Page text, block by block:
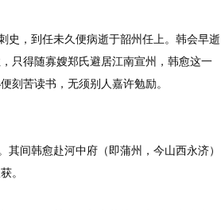
，到任未久便病逝于韶州任上。韩会早逝
只得随寡嫂郑氏避居江南宣州，韩愈这一
刻苦读书，无须别人嘉许勉励。
间韩愈赴河中府（即蒲州，今山西永济）
。